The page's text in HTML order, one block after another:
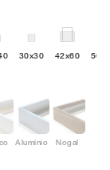
30x30 42x60
Aluminio Nogal